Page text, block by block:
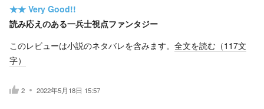
★★ Very Good!!
読み応えのある一兵士視点ファンタジー
このレビューは小説のネタバレを含みます。 全文を読む（117文
字）
2 2022年5月18日 15:57